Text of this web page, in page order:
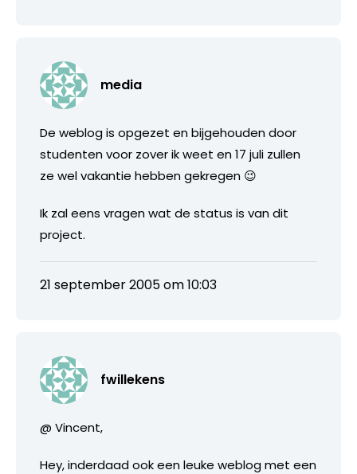
media
De weblog is opgezet en bijgehouden door
studenten voor zover ik weet en 17 juli zullen
ze wel vakantie hebben gekregen 😉
Ik zal eens vragen wat de status is van dit
project.
21 september 2005 om 10:03
fwillekens
@ Vincent,
Hey, inderdaad ook een leuke weblog met een